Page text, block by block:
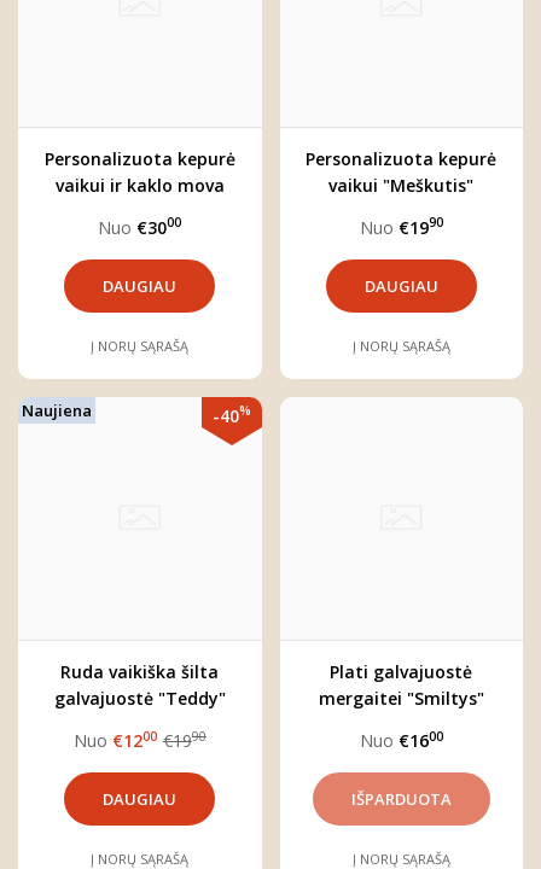
Personalizuota kepurė
vaikui ir kaklo mova
Nuo €3000
DAUGIAU
Į NORŲ SĄRAŠĄ
Personalizuota kepurė
vaikui "Meškutis"
Nuo €1990
DAUGIAU
Į NORŲ SĄRAŠĄ
Naujiena -40%
Ruda vaikiška šilta
galvajuostė "Teddy"
Nuo €1200 €1990
DAUGIAU
Į NORŲ SĄRAŠĄ
Plati galvajuostė
mergaitei "Smiltys"
Nuo €1600
Į NORŲ SĄRAŠĄ